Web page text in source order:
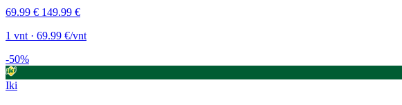
69.99 € 149.99 €
1 vnt · 69.99 €/vnt
-50%
Iki